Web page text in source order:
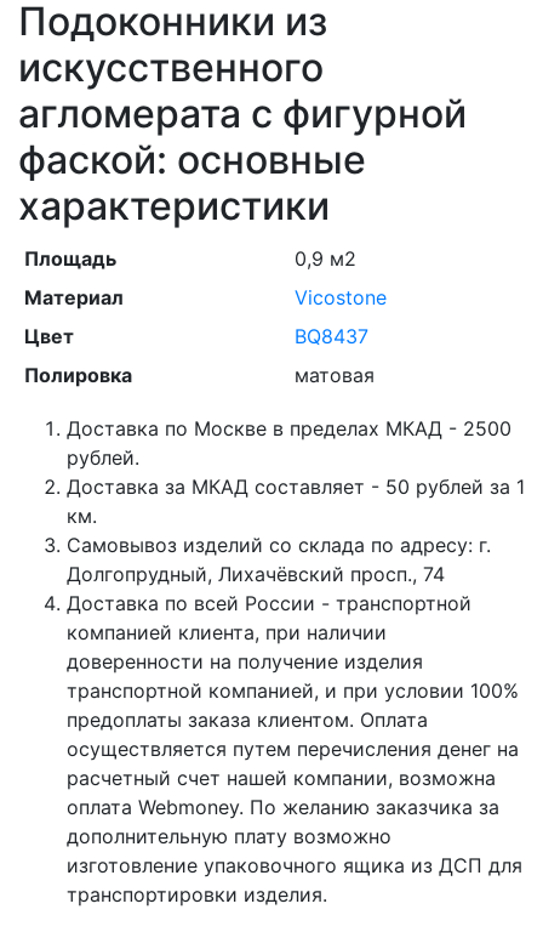
Подоконники из
искусственного
агломерата с фигурной
фаской: основные
характеристики
Площадь
0,9 м2
Материал
Vicostone
Цвет
BQ8437
Полировка
матовая
Доставка по Москве в пределах МКАД - 2500
рублей.
Доставка за МКАД составляет - 50 рублей за 1
км.
Самовывоз изделий со склада по адресу: г.
Долгопрудный, Лихачёвский просп., 74
Доставка по всей России - транспортной
компанией клиента, при наличии
доверенности на получение изделия
транспортной компанией, и при условии 100%
предоплаты заказа клиентом. Оплата
осуществляется путем перечисления денег на
расчетный счет нашей компании, возможна
оплата Webmoney. По желанию заказчика за
дополнительную плату возможно
изготовление упаковочного ящика из ДСП для
транспортировки изделия.